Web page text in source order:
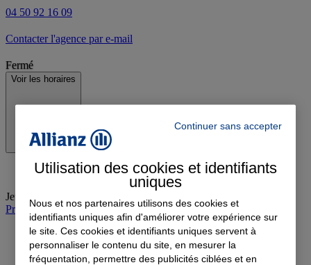
04 50 92 16 09
Contacter l'agence par e-mail
Fermé
Voir les horaires
Jeudi
Prendre rendez-vous à l'agence
Continuer sans accepter
Utilisation des cookies et identifiants
uniques
Nous et nos partenaires utilisons des cookies et
identifiants uniques afin d'améliorer votre expérience sur
le site. Ces cookies et identifiants uniques servent à
personnaliser le contenu du site, en mesurer la
fréquentation, permettre des publicités ciblées et en